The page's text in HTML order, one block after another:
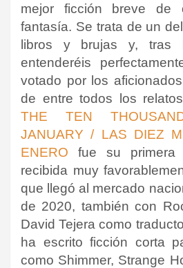
mejor ficción breve de
fantasía. Se trata de un
libros y brujas y, tras
entenderéis
votado por los
de entre todos los
THE TEN
JANUARY / LAS DIEZ
ENERO fue su primera
recibida muy
que llegó al mercado
de 2020, también con
David Tejera como
ha escrito ficción corta
como Shimmer, Strange